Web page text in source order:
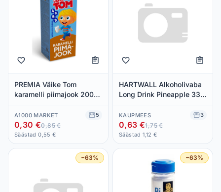
PREMIA Väike Tom
karamelli piimajook 200ml
A1000 MARKET 5
0,30 €0,85 €
Säästad 0,55 €
HARTWALL Alkoholivaba
Long Drink Pineapple 33cl
KAUPMEES 3
0,63 €1,75 €
Säästad 1,12 €
−63% −63%